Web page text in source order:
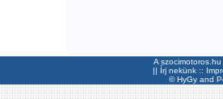
A
|| Írj nekünk ::
©HyGyand